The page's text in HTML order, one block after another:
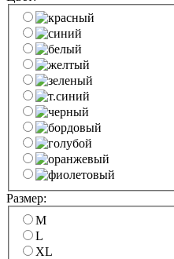
Размер:
M
L
XL